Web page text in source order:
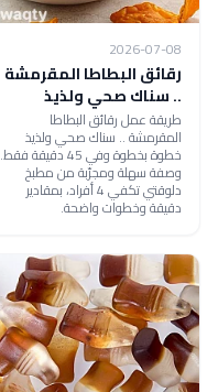
2026-07-08
رقائق البطاطا المقرمشة
.. سناك صحي ولذيذ
طريقة عمل رقائق البطاطا
المقرمشة .. سناك صحي ولذيذ
خطوة بخطوة وفي 45 دقيقة فقط.
وصفة سهلة ومجرّبة من مطبخ
دلوقتي تكفي 4 أفراد، بمقادير
دقيقة وخطوات واضحة.